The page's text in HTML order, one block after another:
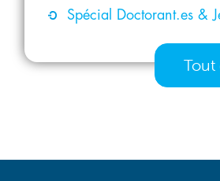
Spécial Doctorant.es &